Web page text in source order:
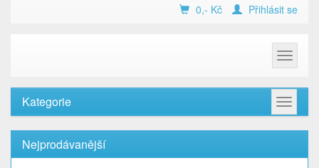
0,- Kč Přihlásit se
Toggle
Toggle
Kategorie
Nejprodávanější